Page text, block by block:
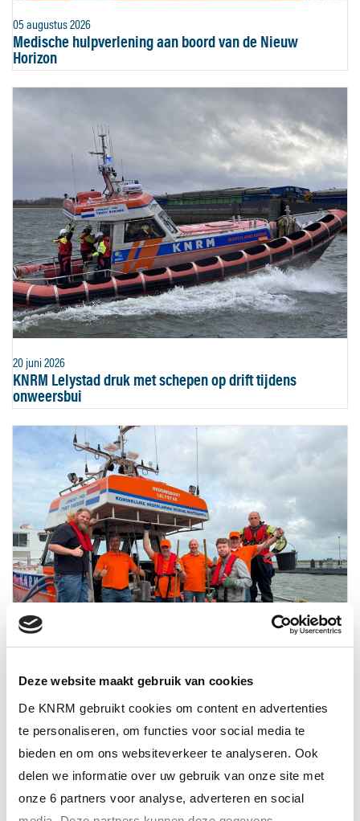
Deze website maakt gebruik van cookies
De KNRM gebruikt cookies om content en advertenties
te personaliseren, om functies voor social media te
bieden en om ons websiteverkeer te analyseren. Ook
delen we informatie over uw gebruik van onze site met
onze 6 partners voor analyse, adverteren en social
05 augustus 2026
Medische hulpverlening aan boord van de Nieuw
Horizon
20 juni 2026
KNRM Lelystad druk met schepen op drift tijdens
onweersbui
18 juni 2026
Sika steekt de handen uit de mouwen bij KNRM
Lelystad
ALTIJD ALS EERSTE OP DE HOOGTE VAN
HET LAATSTE NIEUWS?